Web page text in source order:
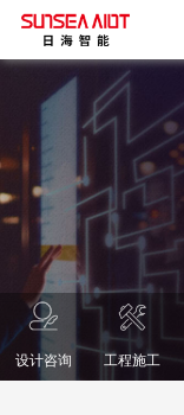
设计咨询 工程施工